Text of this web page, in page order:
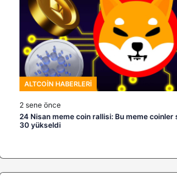
ALTCOIN HABERLERI
2 sene önce
24 Nisan meme coin rallisi: Bu meme
30 yükseldi